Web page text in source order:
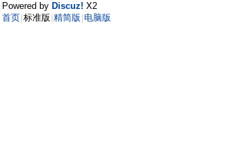
Powered by Discuz! X2
首页 标准版 精简版 电脑版